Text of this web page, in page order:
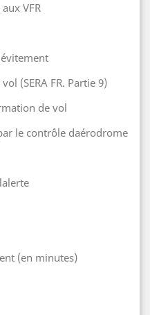
VFR
(SERA FR. Partie 9)
de vol
le contrôle daérodrome
(en minutes)